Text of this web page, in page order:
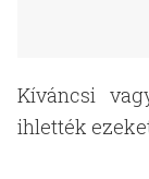
Kíváncsi
ihlették